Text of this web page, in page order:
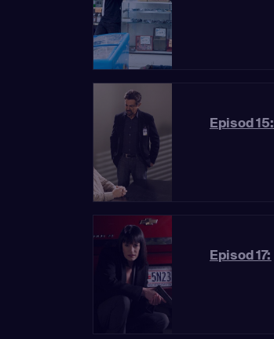
Episod 15:
Episod 17: